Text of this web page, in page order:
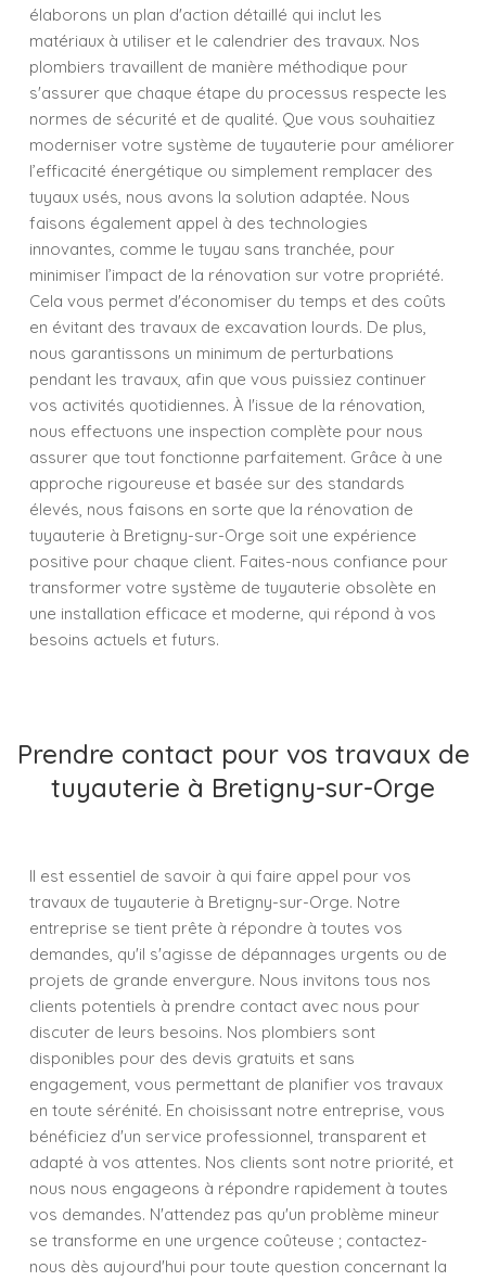
élaborons un plan d'action détaillé qui inclut les
matériaux à utiliser et le calendrier des travaux. Nos
plombiers travaillent de manière méthodique pour
s'assurer que chaque étape du processus respecte les
normes de sécurité et de qualité. Que vous souhaitiez
moderniser votre système de tuyauterie pour améliorer
l’efficacité énergétique ou simplement remplacer des
tuyaux usés, nous avons la solution adaptée. Nous
faisons également appel à des technologies
innovantes, comme le tuyau sans tranchée, pour
minimiser l’impact de la rénovation sur votre propriété.
Cela vous permet d'économiser du temps et des coûts
en évitant des travaux de excavation lourds. De plus,
nous garantissons un minimum de perturbations
pendant les travaux, afin que vous puissiez continuer
vos activités quotidiennes. À l'issue de la rénovation,
nous effectuons une inspection complète pour nous
assurer que tout fonctionne parfaitement. Grâce à une
approche rigoureuse et basée sur des standards
élevés, nous faisons en sorte que la rénovation de
tuyauterie à Bretigny-sur-Orge soit une expérience
positive pour chaque client. Faites-nous confiance pour
transformer votre système de tuyauterie obsolète en
une installation efficace et moderne, qui répond à vos
besoins actuels et futurs.
Prendre contact pour vos travaux de
tuyauterie à Bretigny-sur-Orge
Il est essentiel de savoir à qui faire appel pour vos
travaux de tuyauterie à Bretigny-sur-Orge. Notre
entreprise se tient prête à répondre à toutes vos
demandes, qu'il s'agisse de dépannages urgents ou de
projets de grande envergure. Nous invitons tous nos
clients potentiels à prendre contact avec nous pour
discuter de leurs besoins. Nos plombiers sont
disponibles pour des devis gratuits et sans
engagement, vous permettant de planifier vos travaux
en toute sérénité. En choisissant notre entreprise, vous
bénéficiez d'un service professionnel, transparent et
adapté à vos attentes. Nos clients sont notre priorité, et
nous nous engageons à répondre rapidement à toutes
vos demandes. N'attendez pas qu'un problème mineur
se transforme en une urgence coûteuse ; contactez-
nous dès aujourd'hui pour toute question concernant la